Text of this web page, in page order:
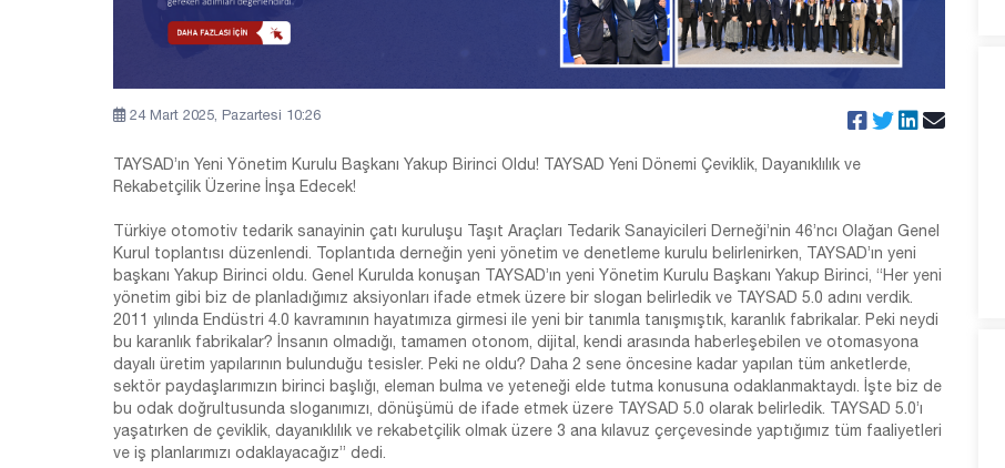
24 Mart 2025, Pazartesi 10:26
TAYSAD’ın Yeni Yönetim Kurulu Başkanı Yakup Birinci Oldu! TAYSAD Yeni Dönemi Çeviklik, Dayanıklılık ve
Rekabetçilik Üzerine İnşa Edecek!
Türkiye otomotiv tedarik sanayinin çatı kuruluşu Taşıt Araçları Tedarik Sanayicileri Derneği’nin 46’ncı Olağan Genel
Kurul toplantısı düzenlendi. Toplantıda derneğin yeni yönetim ve denetleme kurulu belirlenirken, TAYSAD’ın yeni
başkanı Yakup Birinci oldu. Genel Kurulda konuşan TAYSAD’ın yeni Yönetim Kurulu Başkanı Yakup Birinci, “Her yeni
yönetim gibi biz de planladığımız aksiyonları ifade etmek üzere bir slogan belirledik ve TAYSAD 5.0 adını verdik.
2011 yılında Endüstri 4.0 kavramının hayatımıza girmesi ile yeni bir tanımla tanışmıştık, karanlık fabrikalar. Peki neydi
bu karanlık fabrikalar? İnsanın olmadığı, tamamen otonom, dijital, kendi arasında haberleşebilen ve otomasyona
dayalı üretim yapılarının bulunduğu tesisler. Peki ne oldu? Daha 2 sene öncesine kadar yapılan tüm anketlerde,
sektör paydaşlarımızın birinci başlığı, eleman bulma ve yeteneği elde tutma konusuna odaklanmaktaydı. İşte biz de
bu odak doğrultusunda sloganımızı, dönüşümü de ifade etmek üzere TAYSAD 5.0 olarak belirledik. TAYSAD 5.0’ı
yaşatırken de çeviklik, dayanıklılık ve rekabetçilik olmak üzere 3 ana kılavuz çerçevesinde yaptığımız tüm faaliyetleri
ve iş planlarımızı odaklayacağız” dedi.